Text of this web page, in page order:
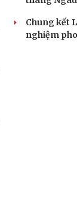
Chung kết
nghiệm